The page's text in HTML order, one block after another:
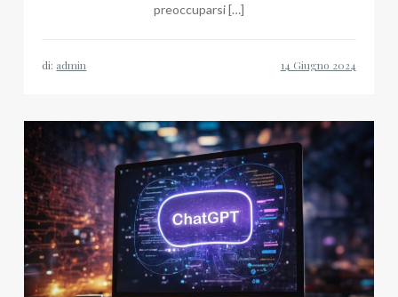
preoccuparsi […]
di: admin